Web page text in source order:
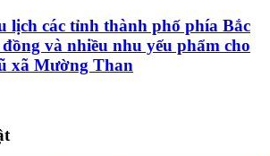
lịch các tỉnh thành phố phía Bắc
và nhiều nhu yếu phẩm cho
xã Mường Than